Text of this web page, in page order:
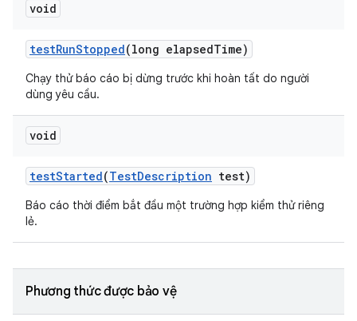
void
testRunStopped(long elapsedTime)
Chạy thử báo cáo bị dừng trước khi hoàn tất do người
dùng yêu cầu.
void
testStarted(TestDescription test)
Báo cáo thời điểm bắt đầu một trường hợp kiểm thử riêng
lẻ.
Phương thức được bảo vệ